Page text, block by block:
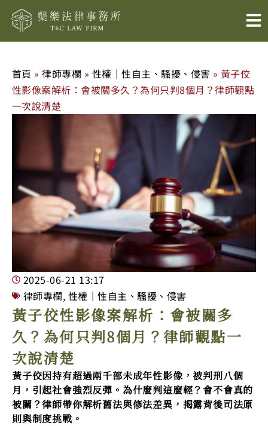
首頁 »律師專欄 » 性權｜性自主、騷擾、侵害 »黃子佼
性影像案解析：會被關多久？為何只判8個月？律師觀點
一次說清楚
2025-06-21 13:17
律師專欄, 性權｜性自主、騷擾、侵害
黃子佼性影像案解析：會被關多
久？為何只判8個月？律師觀點一
次說清楚
黃子佼因持有超過兩千部未成年性影像，被判刑八個
月，引起社會強烈反彈。為什麼判這麼輕？會不會真的
被關？律師帶你解析舊法與修法差異，揭露背後司法原
則與制度挑戰。